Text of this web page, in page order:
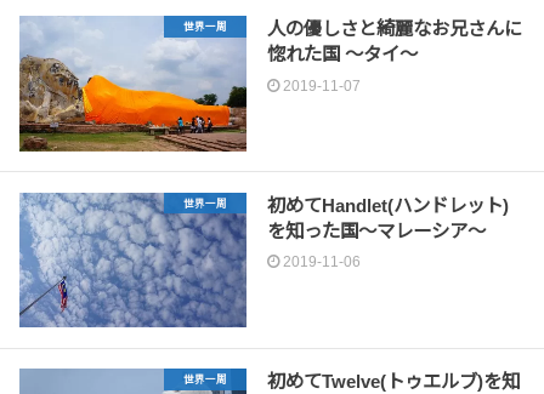
世界一周
人の優しさと綺麗なお兄さんに
惚れた国 〜タイ〜
2019-11-07
世界一周
初めてHandlet(ハンドレット)
を知った国〜マレーシア〜
2019-11-06
世界一周
初めてTwelve(トゥエルブ)を知